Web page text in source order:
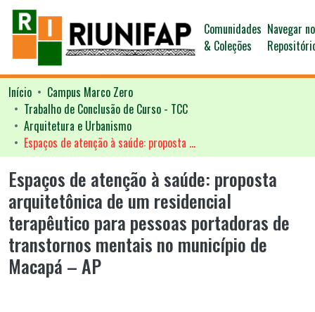
Comunidades
& Coleções
Navegar no
Início
Campus Marco Zero
Trabalho de Conclusão de Curso - TCC
Arquitetura e Urbanismo
Espaços de atenção à saúde: proposta arquitetônica de um residencial terapêutico para pessoas portadoras de transtornos mentais no município de Macapá – AP
Espaços de atenção à saúde: proposta
arquitetônica de um residencial
terapêutico para pessoas portadoras de
transtornos mentais no município de
Macapá – AP